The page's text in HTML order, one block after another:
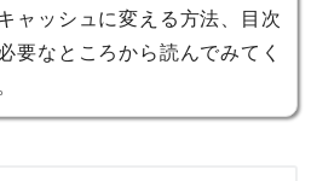
ャッシュに変える方法、目次
要なところから読んでみてく